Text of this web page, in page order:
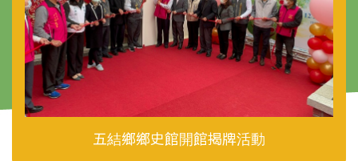
五結鄉鄉史館開館揭牌活動